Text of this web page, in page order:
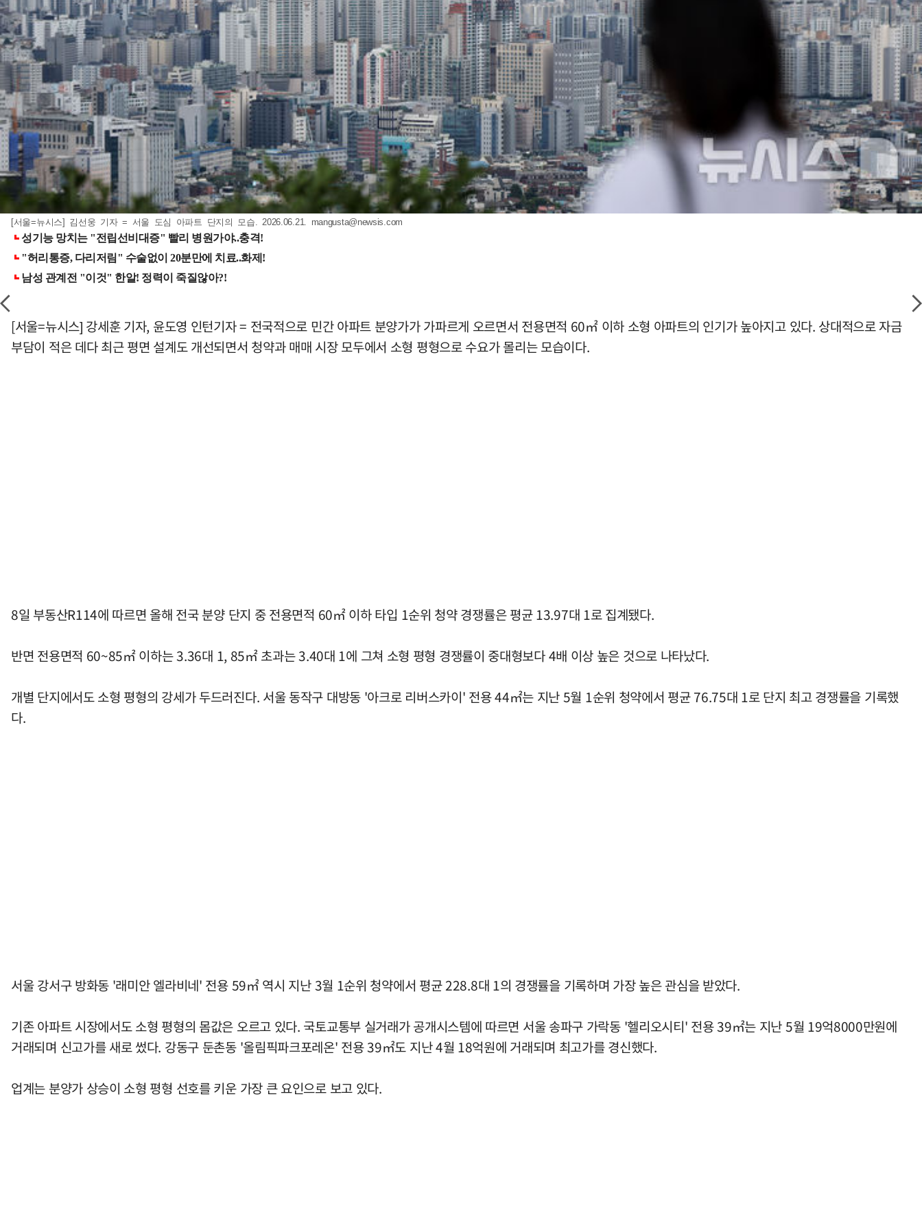
[서울=뉴시스] 김선웅 기자 = 서울 도심 아파트 단지의 모습. 2026.06.21. mangusta@newsis.com
[서울=뉴시스] 강세훈 기자, 윤도영 인턴기자 = 전국적으로 민간 아파트 분양가가 가파르게 오르면서 전용면적 60㎡ 이하 소형 아파트의 인기가 높아지고 있다. 상대적으로 자금
부담이 적은 데다 최근 평면 설계도 개선되면서 청약과 매매 시장 모두에서 소형 평형으로 수요가 몰리는 모습이다.
8일 부동산R114에 따르면 올해 전국 분양 단지 중 전용면적 60㎡ 이하 타입 1순위 청약 경쟁률은 평균 13.97대 1로 집계됐다.
반면 전용면적 60~85㎡ 이하는 3.36대 1, 85㎡ 초과는 3.40대 1에 그쳐 소형 평형 경쟁률이 중대형보다 4배 이상 높은 것으로 나타났다.
개별 단지에서도 소형 평형의 강세가 두드러진다. 서울 동작구 대방동 '아크로 리버스카이' 전용 44㎡는 지난 5월 1순위 청약에서 평균 76.75대 1로 단지 최고 경쟁률을 기록했
다.
서울 강서구 방화동 '래미안 엘라비네' 전용 59㎡ 역시 지난 3월 1순위 청약에서 평균 228.8대 1의 경쟁률을 기록하며 가장 높은 관심을 받았다.
기존 아파트 시장에서도 소형 평형의 몸값은 오르고 있다. 국토교통부 실거래가 공개시스템에 따르면 서울 송파구 가락동 '헬리오시티' 전용 39㎡는 지난 5월 19억8000만원에
거래되며 신고가를 새로 썼다. 강동구 둔촌동 '올림픽파크포레온' 전용 39㎡도 지난 4월 18억원에 거래되며 최고가를 경신했다.
업계는 분양가 상승이 소형 평형 선호를 키운 가장 큰 요인으로 보고 있다.